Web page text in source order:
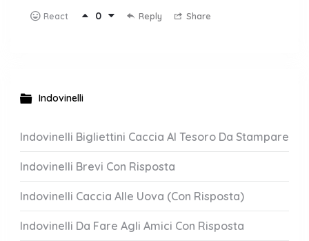
React 0 Reply Share
Indovinelli
Indovinelli Bigliettini Caccia Al Tesoro Da Stampare
Indovinelli Brevi Con Risposta
Indovinelli Caccia Alle Uova (Con Risposta)
Indovinelli Da Fare Agli Amici Con Risposta